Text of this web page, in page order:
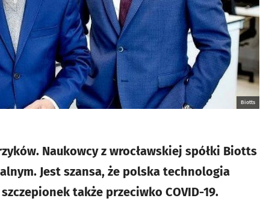
Biotts
Naukowcy z wrocławskiej spółki Biotts
Jest szansa, że polska technologia
także przeciwko COVID-19.